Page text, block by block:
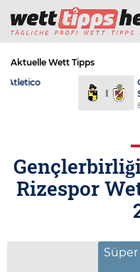
Aktuelle Wett Tipps
Coquimbo
Serena
|
Rizespor